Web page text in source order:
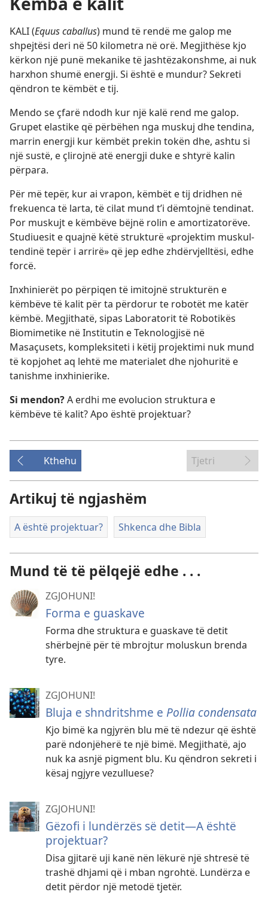
KALI (Equus caballus) mund të rendë me galop me
shpejtësi deri në 50 kilometra në orë. Megjithëse kjo
kërkon një punë mekanike të jashtëzakonshme, ai nuk
harxhon shumë energji. Si është e mundur? Sekreti
qëndron te këmbët e tij.
Mendo se çfarë ndodh kur një kalë rend me galop.
Grupet elastike që përbëhen nga muskuj dhe tendina,
marrin energji kur këmbët prekin tokën dhe, ashtu si
një sustë, e çlirojnë atë energji duke e shtyrë kalin
përpara.
Për më tepër, kur ai vrapon, këmbët e tij dridhen në
frekuenca të larta, të cilat mund t’i dëmtojnë tendinat.
Por muskujt e këmbëve bëjnë rolin e amortizatorëve.
Studiuesit e quajnë këtë strukturë «projektim muskul-
tendinë tepër i arrirë» që jep edhe zhdërvjelltësi, edhe
forcë.
Inxhinierët po përpiqen të imitojnë strukturën e
këmbëve të kalit për ta përdorur te robotët me katër
këmbë. Megjithatë, sipas Laboratorit të Robotikës
Biomimetike në Institutin e Teknologjisë në
Masaçusets, kompleksiteti i këtij projektimi nuk mund
të kopjohet aq lehtë me materialet dhe njohuritë e
tanishme inxhinierike.
Si mendon?A erdhi me evolucion struktura e
këmbëve të kalit? Apo është projektuar?
Kthehu Tjetri
Artikuj të ngjashëm
A është projektuar? Shkenca dhe Bibla
Mund të të pëlqejë edhe . . .
ZGJOHUNI!
Forma e guaskave
Forma dhe struktura e guaskave të detit
shërbejnë për të mbrojtur moluskun brenda
tyre.
ZGJOHUNI!
Bluja e shndritshme e Pollia condensata
Kjo bimë ka ngjyrën blu më të ndezur që është
parë ndonjëherë te një bimë. Megjithatë, ajo
nuk ka asnjë pigment blu. Ku qëndron sekreti i
kësaj ngjyre vezulluese?
ZGJOHUNI!
Gëzofi i lundërzës së detit—A është
projektuar?
Disa gjitarë uji kanë nën lëkurë një shtresë të
trashë dhjami që i mban ngrohtë. Lundërza e
detit përdor një metodë tjetër.